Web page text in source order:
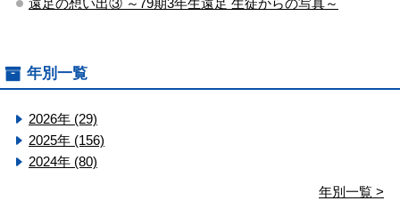
年別一覧
2026年 (29)
2025年 (156)
2024年 (80)
年別一覧 >